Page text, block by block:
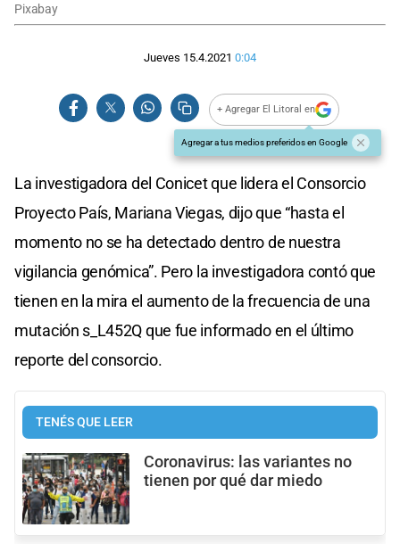
Pixabay
Jueves 15.4.2021 0:04
+ Agregar El Litoral en
Agregar a tus medios preferidos en Google
La investigadora del Conicet que lidera el Consorcio
Proyecto País, Mariana Viegas, dijo que “hasta el
momento no se ha detectado dentro de nuestra
vigilancia genómica”. Pero la investigadora contó que
tienen en la mira el aumento de la frecuencia de una
mutación s_L452Q que fue informado en el último
reporte del consorcio.
TENÉS QUE LEER
Coronavirus: las variantes no
tienen por qué dar miedo